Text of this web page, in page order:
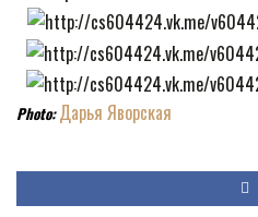
Photo:Дарья Яворская